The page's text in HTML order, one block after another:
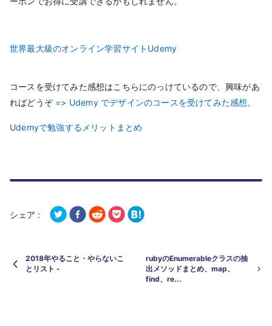
世界最大級のオンライン学習サイトUdemy
コースを受けてみた感想はこちらにのっけているので、興味があ
ればどうぞ => Udemy でデザインのコースを受けてみた感想。
Udemyで勉強するメリットまとめ
シェア :
2018年やること・やらないこ
とリスト -
rubyのEnumerableクラスの抽
出メソッドまとめ、map、
find、re...